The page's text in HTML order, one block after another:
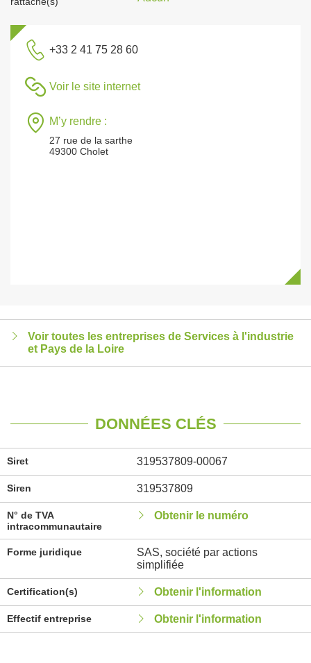
+33 2 41 75 28 60
Voir le site internet
M’y rendre :
27 rue de la sarthe
49300 Cholet
Voir toutes les entreprises de Services à l'industrie
et Pays de la Loire
DONNÉES CLÉS
Siret 319537809-00067
Siren 319537809
N° de TVA
intracommunautaire
Obtenir le numéro
Forme juridique
SAS, société par actions
simplifiée
Certification(s) Obtenir l'information
Effectif entreprise Obtenir l'information